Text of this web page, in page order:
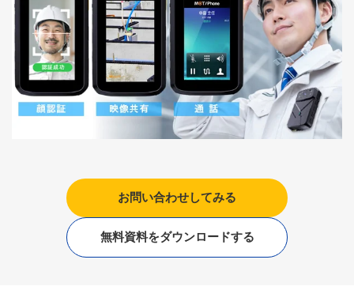
お問い合わせしてみる
無料資料をダウンロードする